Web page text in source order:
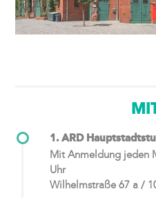
1. ARD
Mit Anmeldung jeden
Uhr
Wilhelmstraße 67 a /